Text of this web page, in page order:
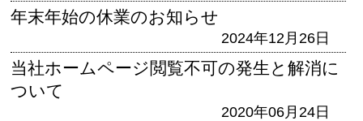
年末年始の休業のお知らせ
2024年12月26日
当社ホームページ閲覧不可の発生と解消に
ついて
2020年06月24日